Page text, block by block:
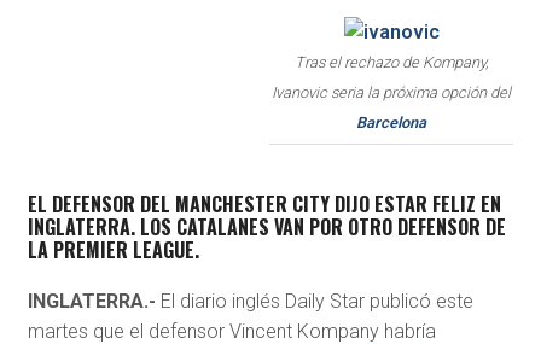
Tras el rechazo de Kompany,
Ivanovic seria la próxima opción del
Barcelona
EL DEFENSOR DEL MANCHESTER CITY DIJO ESTAR FELIZ EN
INGLATERRA. LOS CATALANES VAN POR OTRO DEFENSOR DE
LA PREMIER LEAGUE.
INGLATERRA.- El diario inglés Daily Star publicó este
martes que el defensor Vincent Kompany habría